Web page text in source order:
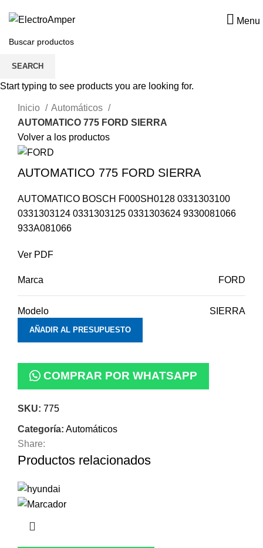
Menu
Clic para agrandar
Inicio
Automáticos
AUTOMATICO 775 FORD SIERRA
Volver a los productos
AUTOMATICO 775 FORD SIERRA
AUTOMATICO BOSCH F000SH0128 0331303100
0331303124 0331303125 0331303624 9330081066
933A081066
Ver PDF
Marca FORD
Modelo SIERRA
AÑADIR AL PRESUPUESTO
COMPRAR POR WHATSAPP
SKU: 775
Categoría: Automáticos
Share:
Productos relacionados
SEARCH
Start typing to see products you are looking for.